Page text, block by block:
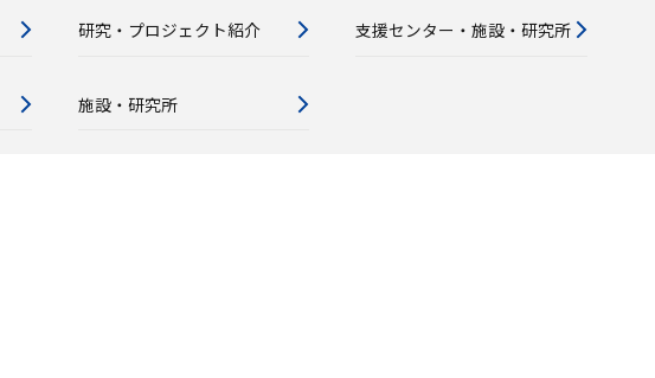
研究・プロジェクト紹介 支援センター・施設・研究所
施設・研究所